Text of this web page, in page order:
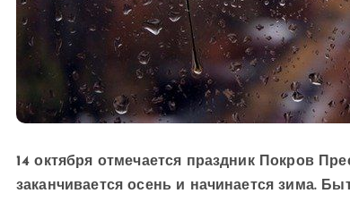
14 октября отмечается праздник Покров
заканчивается осень и начинается зима.